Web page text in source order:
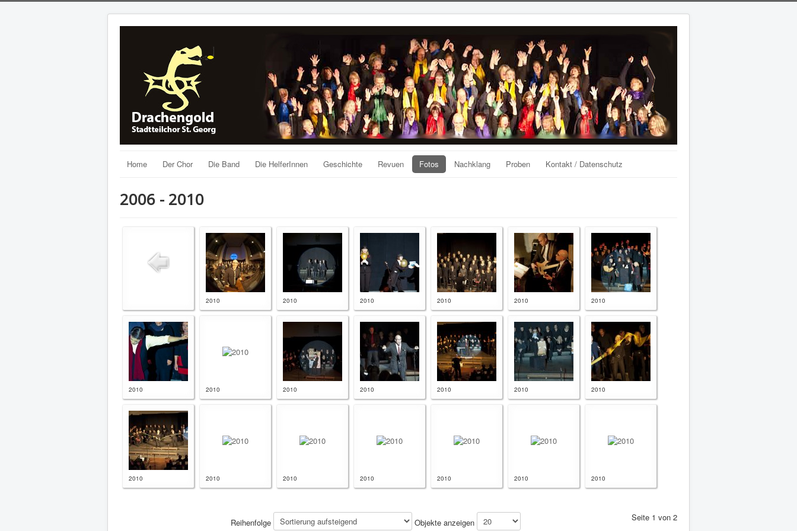
Home Der Chor Die Band Die HelferInnen Geschichte Revuen Fotos Nachklang Proben Kontakt / Datenschutz
2006 - 2010
2010 2010 2010 2010 2010 2010
2010 2010 2010 2010 2010 2010 2010
2010 2010 2010 2010 2010 2010 2010
Reihenfolge Objekte anzeigen Seite 1 von 2